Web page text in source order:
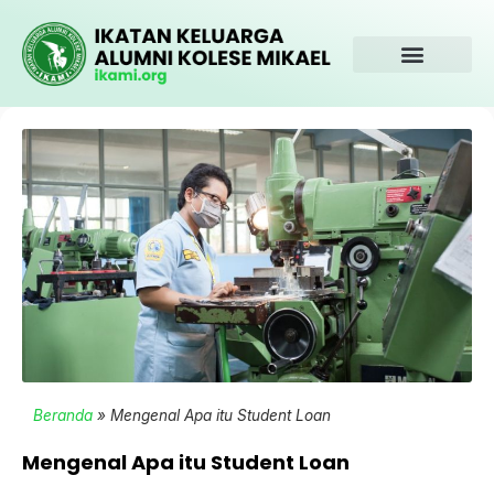
Beranda » Mengenal Apa itu Student Loan
Mengenal Apa itu Student Loan